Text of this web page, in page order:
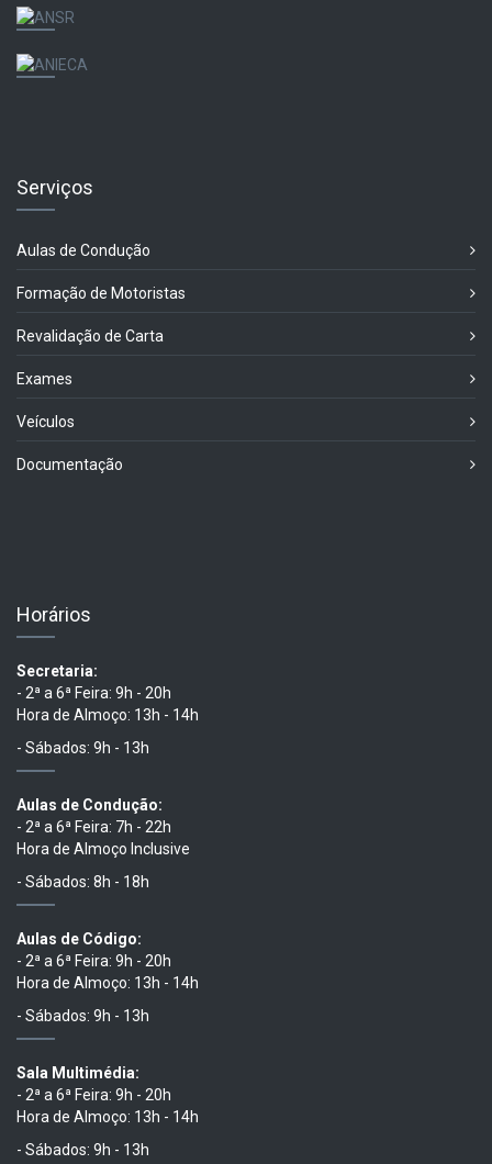
Serviços
Aulas de Condução
Formação de Motoristas
Revalidação de Carta
Exames
Veículos
Documentação
Horários
Secretaria:
- 2ª a 6ª Feira: 9h - 20h
Hora de Almoço: 13h - 14h
- Sábados: 9h - 13h
Aulas de Condução:
- 2ª a 6ª Feira: 7h - 22h
Hora de Almoço Inclusive
- Sábados: 8h - 18h
Aulas de Código:
- 2ª a 6ª Feira: 9h - 20h
Hora de Almoço: 13h - 14h
- Sábados: 9h - 13h
Sala Multimédia:
- 2ª a 6ª Feira: 9h - 20h
Hora de Almoço: 13h - 14h
- Sábados: 9h - 13h